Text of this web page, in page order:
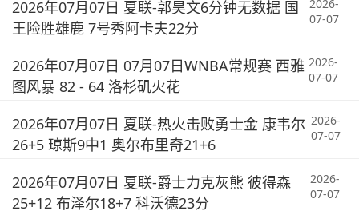
2026年07月07日 夏联-郭昊文6分钟无数据 国
王险胜雄鹿 7号秀阿卡夫22分
2026-
07-07
2026年07月07日 07月07日WNBA常规赛 西雅
图风暴 82 - 64 洛杉矶火花
2026-
07-07
2026年07月07日 夏联-热火击败勇士金 康韦尔
26+5 琼斯9中1 奥尔布里奇21+6
2026-
07-07
2026年07月07日 夏联-爵士力克灰熊 彼得森
25+12 布泽尔18+7 科沃德23分
2026-
07-07